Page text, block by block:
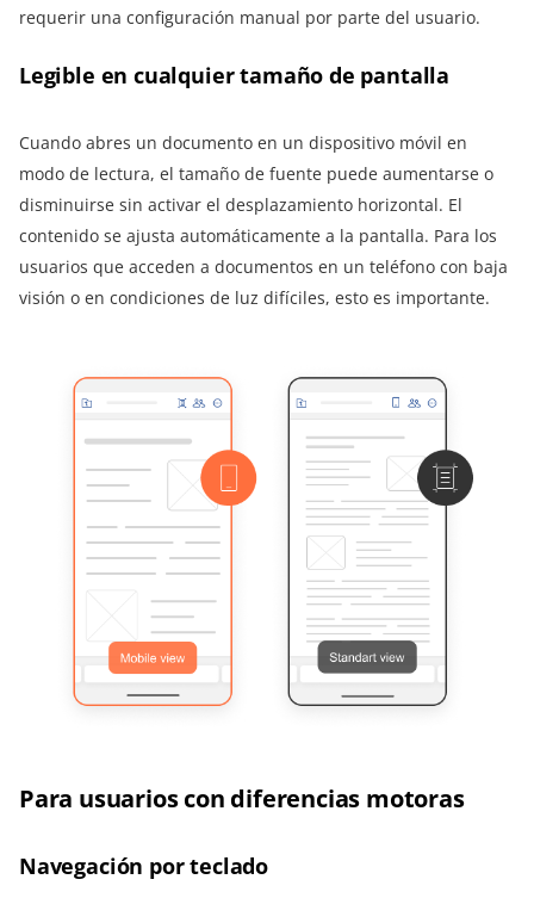
requerir una configuración manual por parte del usuario.
Legible en cualquier tamaño de pantalla
Cuando abres un documento en un dispositivo móvil en
modo de lectura, el tamaño de fuente puede aumentarse o
disminuirse sin activar el desplazamiento horizontal. El
contenido se ajusta automáticamente a la pantalla. Para los
usuarios que acceden a documentos en un teléfono con baja
visión o en condiciones de luz difíciles, esto es importante.
Para usuarios con diferencias motoras
Navegación por teclado